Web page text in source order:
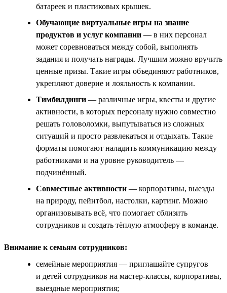
батареек и пластиковых крышек.
Обучающие виртуальные игры на знание
продуктов и услуг компании — в них персонал
может соревноваться между собой, выполнять
задания и получать награды. Лучшим можно вручить
ценные призы. Такие игры объединяют работников,
укрепляют доверие и лояльность к компании.
Тимбилдинги — различные игры, квесты и другие
активности, в которых персоналу нужно совместно
решать головоломки, выпутываться из сложных
ситуаций и просто развлекаться и отдыхать. Такие
форматы помогают наладить коммуникацию между
работниками и на уровне руководитель —
подчинённый.
Совместные активности — корпоративы, выезды
на природу, пейнтбол, настолки, картинг. Можно
организовывать всё, что помогает сблизить
сотрудников и создать тёплую атмосферу в команде.
Внимание к семьям сотрудников:
семейные мероприятия — приглашайте супругов
и детей сотрудников на мастер-классы, корпоративы,
выездные мероприятия;